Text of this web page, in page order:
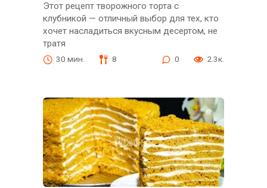
Этот рецепт творожного торта с
клубникой — отличный выбор для тех, кто
хочет насладиться вкусным десертом, не
тратя
30 мин. 8 0 2.3к.